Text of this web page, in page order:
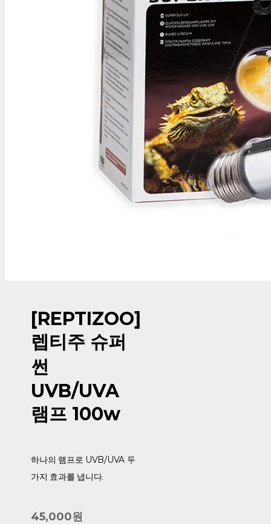
[REPTIZOO]
렙티주 슈퍼
썬
UVB/UVA
램프 100w
하나의 램프로 UVB/UVA 두
가지 효과를 냅니다.
45,000원